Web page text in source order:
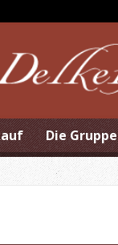
Die Gruppe